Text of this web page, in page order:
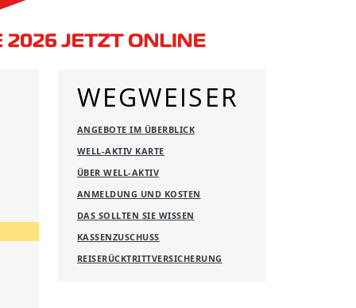
WEGWEISER
ANGEBOTE IM ÜBERBLICK
WELL-AKTIV KARTE
ÜBER WELL-AKTIV
ANMELDUNG UND KOSTEN
DAS SOLLTEN SIE WISSEN
KASSENZUSCHUSS
REISERÜCKTRITTVERSICHERUNG